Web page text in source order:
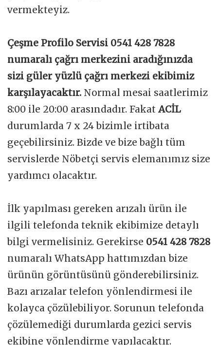
vermekteyiz.
Çeşme Profilo Servisi 0541 428 7828
numaralı çağrı merkezini aradığınızda
sizi güler yüzlü çağrı merkezi ekibimiz
karşılayacaktır. Normal mesai saatlerimiz
8:00 ile 20:00 arasındadır. Fakat ACİL
durumlarda 7 x 24 bizimle irtibata
geçebilirsiniz. Bizde ve bize bağlı tüm
servislerde Nöbetçi servis elemanımız size
yardımcı olacaktır.
İlk yapılması gereken arızalı ürün ile
ilgili telefonda teknik ekibimize detaylı
bilgi vermelisiniz. Gerekirse 0541 428 7828
numaralı WhatsApp hattımızdan bize
ürünün görüntüsünü gönderebilirsiniz.
Bazı arızalar telefon yönlendirmesi ile
kolayca çözülebiliyor. Sorunun telefonda
çözülemediği durumlarda gezici servis
ekibine yönlendirme yapılacaktır.